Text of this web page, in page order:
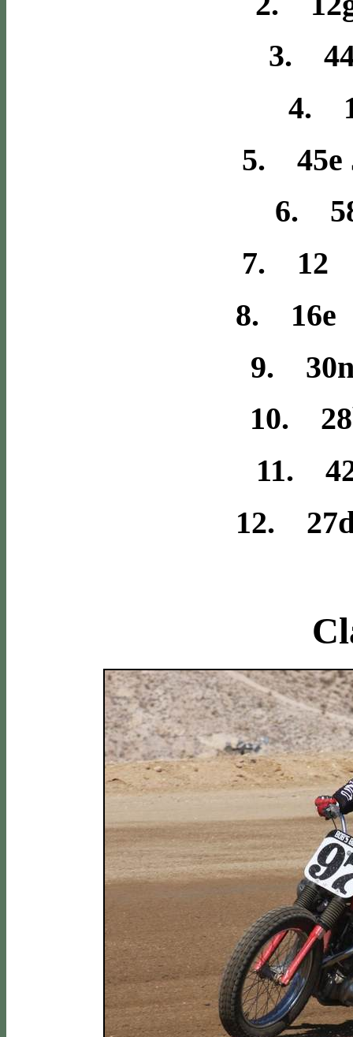
3.
4.
5. 45e
6.
7. 12
8. 16e
9.
10.
11.
12.